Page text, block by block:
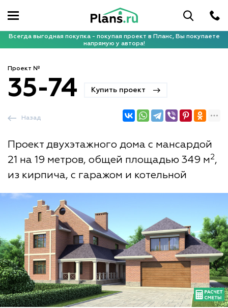
Всегда выгодная покупка - покупая проект в Планс, Вы покупаете
напрямую у автора!
Проект №
35-74 Купить проект
Проект двухэтажного дома с мансардой
21 на 19 метров, общей площадью 349 м2,
из кирпича, с гаражом и котельной
Назад